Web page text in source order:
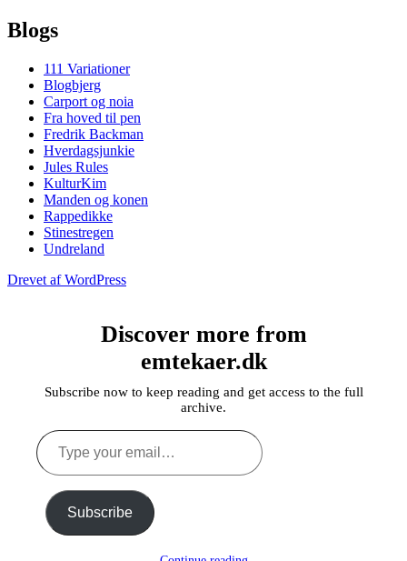
Blogs
111 Variationer
Blogbjerg
Carport og noia
Fra hoved til pen
Fredrik Backman
Hverdagsjunkie
Jules Rules
KulturKim
Manden og konen
Rappedikke
Stinestregen
Undreland
Drevet af WordPress
Discover more from
emtekaer.dk
Subscribe now to keep reading and get access to the full
archive.
Type
your
email…
Subscribe